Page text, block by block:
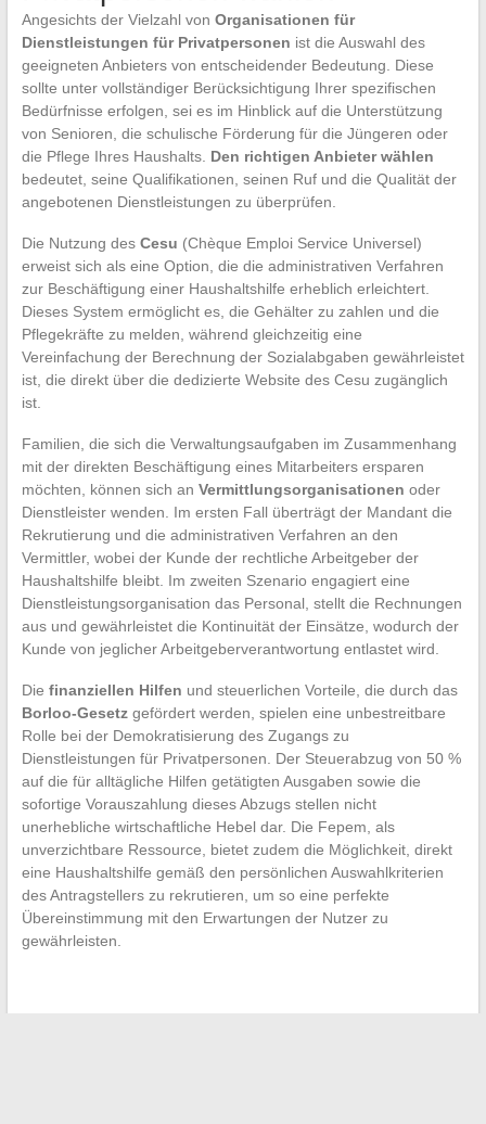
Angesichts der Vielzahl von Organisationen für
Dienstleistungen für Privatpersonen ist die Auswahl des
geeigneten Anbieters von entscheidender Bedeutung. Diese
sollte unter vollständiger Berücksichtigung Ihrer spezifischen
Bedürfnisse erfolgen, sei es im Hinblick auf die Unterstützung
von Senioren, die schulische Förderung für die Jüngeren oder
die Pflege Ihres Haushalts. Den richtigen Anbieter wählen
bedeutet, seine Qualifikationen, seinen Ruf und die Qualität der
angebotenen Dienstleistungen zu überprüfen.
Die Nutzung des Cesu (Chèque Emploi Service Universel)
erweist sich als eine Option, die die administrativen Verfahren
zur Beschäftigung einer Haushaltshilfe erheblich erleichtert.
Dieses System ermöglicht es, die Gehälter zu zahlen und die
Pflegekräfte zu melden, während gleichzeitig eine
Vereinfachung der Berechnung der Sozialabgaben gewährleistet
ist, die direkt über die dedizierte Website des Cesu zugänglich
ist.
Familien, die sich die Verwaltungsaufgaben im Zusammenhang
mit der direkten Beschäftigung eines Mitarbeiters ersparen
möchten, können sich an Vermittlungsorganisationen oder
Dienstleister wenden. Im ersten Fall überträgt der Mandant die
Rekrutierung und die administrativen Verfahren an den
Vermittler, wobei der Kunde der rechtliche Arbeitgeber der
Haushaltshilfe bleibt. Im zweiten Szenario engagiert eine
Dienstleistungsorganisation das Personal, stellt die Rechnungen
aus und gewährleistet die Kontinuität der Einsätze, wodurch der
Kunde von jeglicher Arbeitgeberverantwortung entlastet wird.
Die finanziellen Hilfen und steuerlichen Vorteile, die durch das
Borloo-Gesetzgefördert werden, spielen eine unbestreitbare
Rolle bei der Demokratisierung des Zugangs zu
Dienstleistungen für Privatpersonen. Der Steuerabzug von 50 %
auf die für alltägliche Hilfen getätigten Ausgaben sowie die
sofortige Vorauszahlung dieses Abzugs stellen nicht
unerhebliche wirtschaftliche Hebel dar. Die Fepem, als
unverzichtbare Ressource, bietet zudem die Möglichkeit, direkt
eine Haushaltshilfe gemäß den persönlichen Auswahlkriterien
des Antragstellers zu rekrutieren, um so eine perfekte
Übereinstimmung mit den Erwartungen der Nutzer zu
gewährleisten.